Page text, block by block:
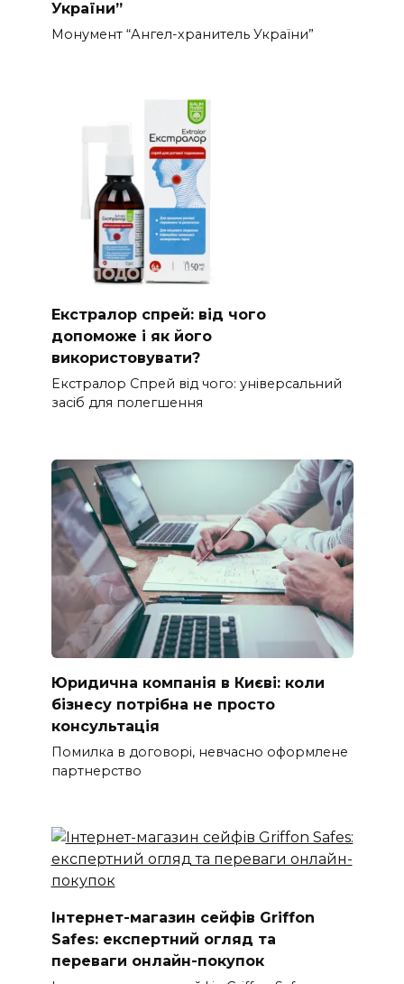
України”
Монумент “Ангел-хранитель України”
Екстралор спрей: від чого
допоможе і як його
використовувати?
Екстралор Спрей від чого: універсальний
засіб для полегшення
Юридична компанія в Києві: коли
бізнесу потрібна не просто
консультація
Помилка в договорі, невчасно оформлене
партнерство
Інтернет-магазин сейфів Griffon
Safes: експертний огляд та
переваги онлайн-покупок